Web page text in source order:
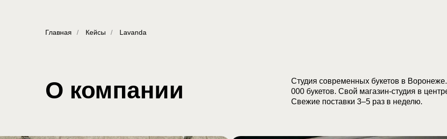
Главная / Кейсы / Lavanda
О компании
Студия современных букетов в
000 букетов. Свой магазин-студия в
Свежие поставки 3–5 раз в неделю.